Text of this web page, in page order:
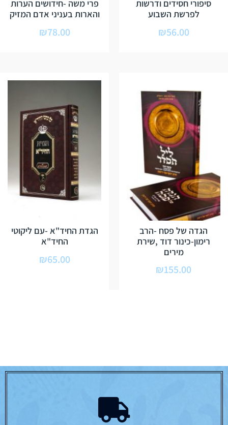
סיפורי חסידים ודרשות
לפרשת השבוע
₪56.00
פרי משה -חידושים הערות
והארות בעניני אדם המזיק
₪78.00
הגדה של פסח -הרב
רימון-כינור דוד ,שירת
מירים
₪155.00
הגדת החיד"א -עם ליקוטי
החיד"א
₪65.00